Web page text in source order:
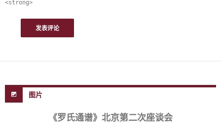
<strong>
图片
《罗氏通谱》北京第二次座谈会